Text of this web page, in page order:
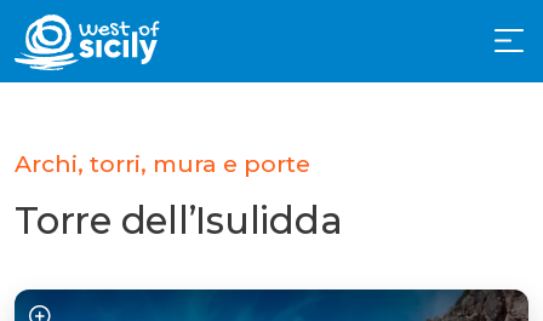
Archi, torri, mura e porte
Torre dell’Isulidda